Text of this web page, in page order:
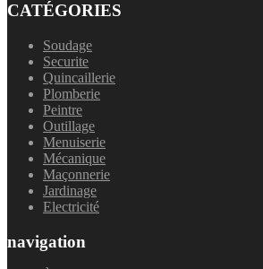
CATÉGORIES
Soudage
Securite
Quincaillerie
Plomberie
Peintre
Outillage
Menuiserie
Mécanique
Maçonnerie
Jardinage
Electricité
navigation